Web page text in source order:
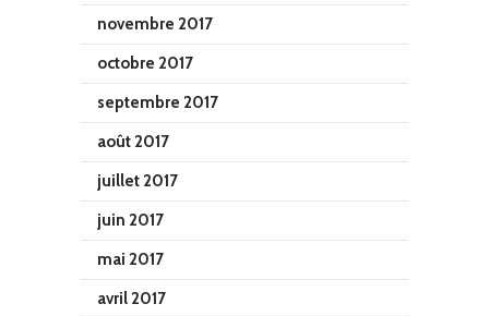
novembre 2017
octobre 2017
septembre 2017
août 2017
juillet 2017
juin 2017
mai 2017
avril 2017